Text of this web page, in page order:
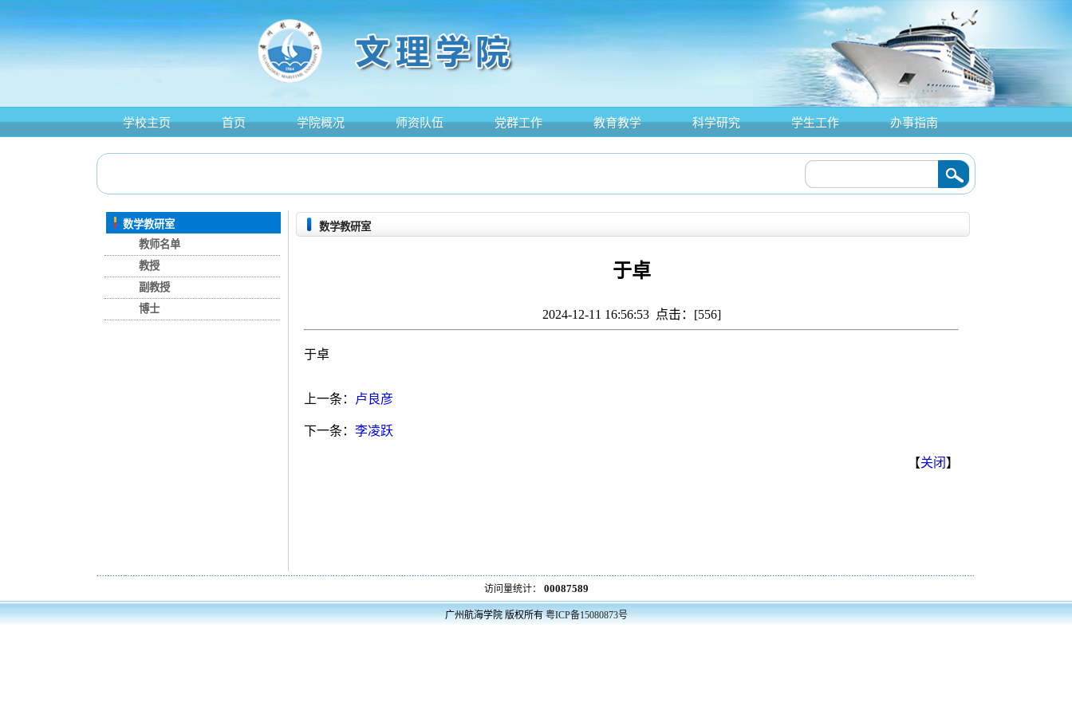
学校主页 首页 学院概况 师资队伍 党群工作 教育教学 科学研究 学生工作 办事指南
数学教研室
教师名单
教授
副教授
博士
数学教研室
于卓
2024-12-11 16:56:53 点击：[556]
于卓
上一条： 卢良彦
下一条： 李凌跃
【关闭 】
访问量统计： 00087589
广州航海学院版权所有粤ICP备15080873号